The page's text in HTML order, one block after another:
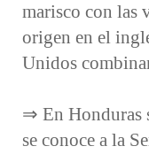
marisco con las
origen en el
Unidos
⇒ En Honduras
se conoce a la